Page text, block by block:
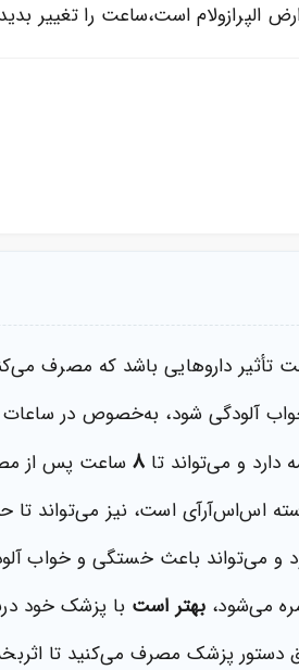
الپرازولام است،ساعت را تغییر
داروهایی باشد که مصرف
آلودگی شود، به‌خصوص در
و می‌تواند تا ۸ساعت پس از
اس‌اس‌آرآی است، نیز می‌تواند تا
و می‌تواند باعث خستگی و خواب
می‌شود، بهتر است با پزشک خود
دستور پزشک مصرف می‌کنید تا